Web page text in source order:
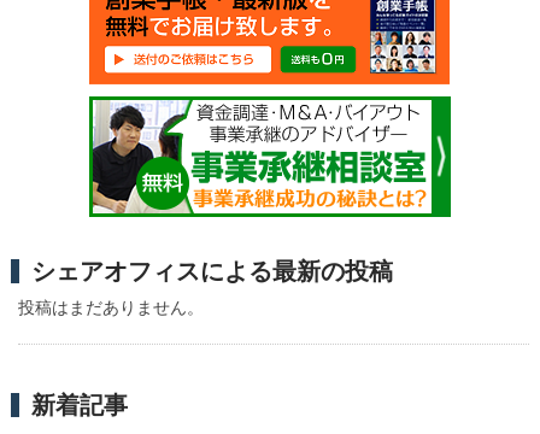
シェアオフィスによる最新の投稿
投稿はまだありません。
新着記事